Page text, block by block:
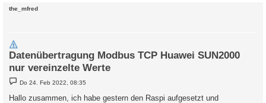
the_mfred
Datenübertragung Modbus TCP Huawei SUN2000
nur vereinzelte Werte
B
e
i
t
Do 24. Feb 2022, 08:35
Hallo zusammen, ich habe gestern den Raspi aufgesetzt und